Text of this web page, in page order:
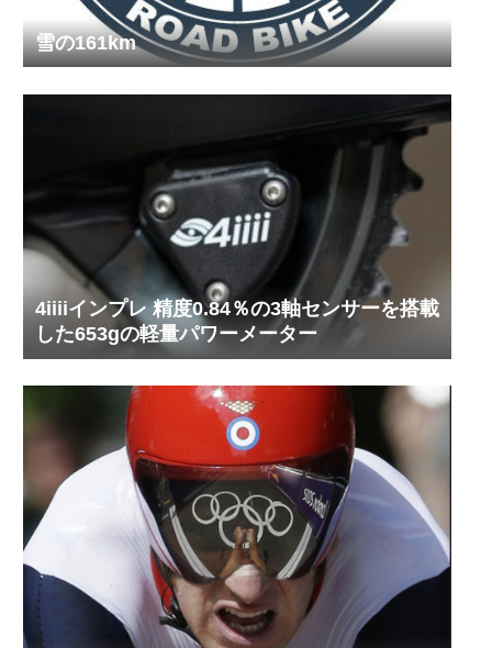
雪の161km
4iiiiインプレ 精度0.84％の3軸センサーを搭載
した653gの軽量パワーメーター